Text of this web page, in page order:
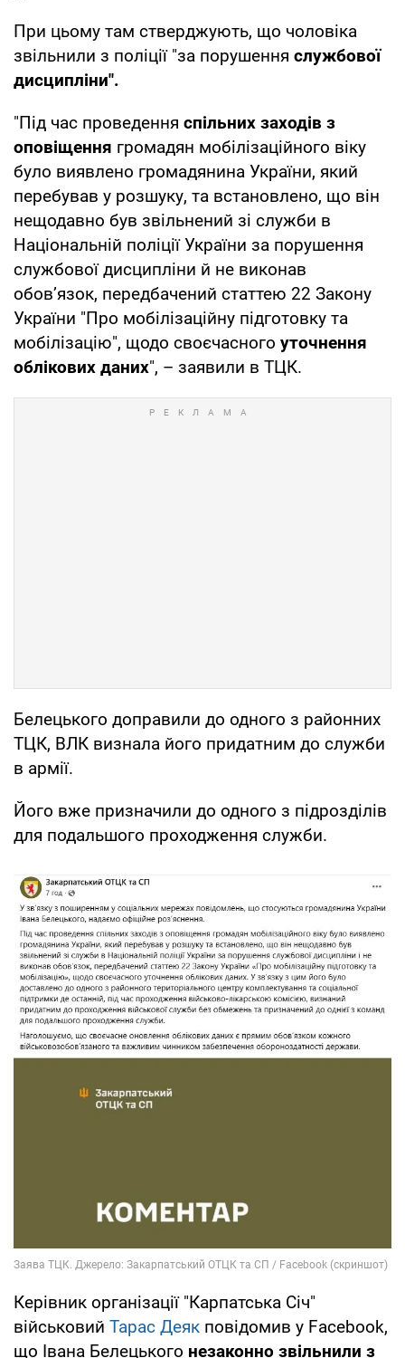
При цьому там стверджують, що чоловіка
звільнили з поліції "за порушення службової
дисципліни".
"Під час проведення спільних заходів з
оповіщення громадян мобілізаційного віку
було виявлено громадянина України, який
перебував у розшуку, та встановлено, що він
нещодавно був звільнений зі служби в
Національній поліції України за порушення
службової дисципліни й не виконав
обов’язок, передбачений статтею 22 Закону
України "Про мобілізаційну підготовку та
мобілізацію", щодо своєчасного уточнення
облікових даних", – заявили в ТЦК.
Белецького доправили до одного з районних
ТЦК, ВЛК визнала його придатним до служби
в армії.
Його вже призначили до одного з підрозділів
для подальшого проходження служби.
Керівник організації "Карпатська Січ"
військовий Тарас Деяк повідомив у Facebook,
що Івана Белецького незаконно звільнили з